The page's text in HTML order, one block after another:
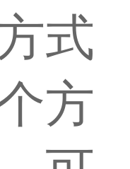
式
方